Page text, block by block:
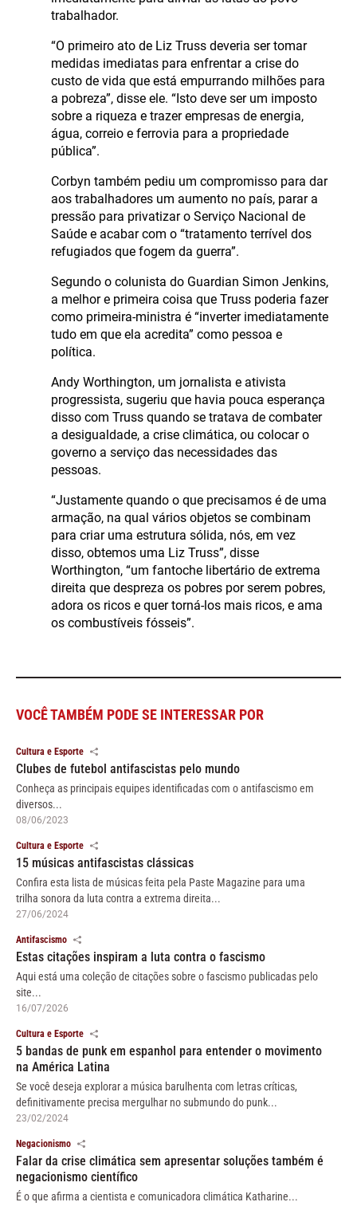
trabalhador.
“O primeiro ato de Liz Truss deveria ser tomar
medidas imediatas para enfrentar a crise do
custo de vida que está empurrando milhões para
a pobreza”, disse ele. “Isto deve ser um imposto
sobre a riqueza e trazer empresas de energia,
água, correio e ferrovia para a propriedade
pública”.
Corbyn também pediu um compromisso para dar
aos trabalhadores um aumento no país, parar a
pressão para privatizar o Serviço Nacional de
Saúde e acabar com o “tratamento terrível dos
refugiados que fogem da guerra”.
Segundo o colunista do Guardian Simon Jenkins,
a melhor e primeira coisa que Truss poderia fazer
como primeira-ministra é “inverter imediatamente
tudo em que ela acredita” como pessoa e
política.
Andy Worthington, um jornalista e ativista
progressista, sugeriu que havia pouca esperança
disso com Truss quando se tratava de combater
a desigualdade, a crise climática, ou colocar o
governo a serviço das necessidades das
pessoas.
“Justamente quando o que precisamos é de uma
armação, na qual vários objetos se combinam
para criar uma estrutura sólida, nós, em vez
disso, obtemos uma Liz Truss”, disse
Worthington, “um fantoche libertário de extrema
direita que despreza os pobres por serem pobres,
adora os ricos e quer torná-los mais ricos, e ama
os combustíveis fósseis”.
VOCÊ TAMBÉM PODE SE INTERESSAR POR
Cultura e Esporte
Clubes de futebol antifascistas pelo mundo
Conheça as principais equipes identificadas com o antifascismo em
diversos...
08/06/2023
Cultura e Esporte
15 músicas antifascistas clássicas
Confira esta lista de músicas feita pela Paste Magazine para uma
trilha sonora da luta contra a extrema direita...
27/06/2024
Antifascismo
Estas citações inspiram a luta contra o fascismo
Aqui está uma coleção de citações sobre o fascismo publicadas pelo
site...
16/07/2026
Cultura e Esporte
5 bandas de punk em espanhol para entender o movimento
na América Latina
Se você deseja explorar a música barulhenta com letras críticas,
definitivamente precisa mergulhar no submundo do punk...
23/02/2024
Negacionismo
Falar da crise climática sem apresentar soluções também é
negacionismo científico
É o que afirma a cientista e comunicadora climática Katharine...